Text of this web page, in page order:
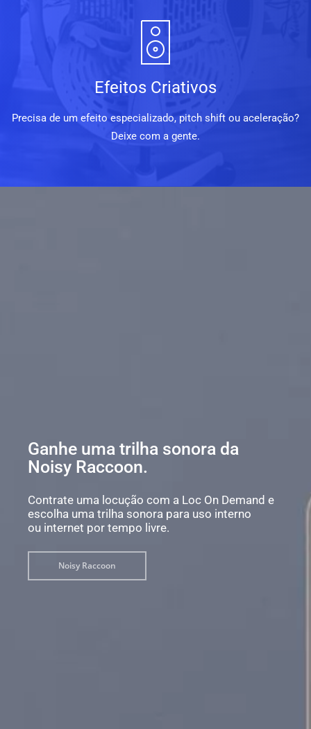
Efeitos Criativos
Precisa de um efeito especializado, pitch shift ou aceleração?
Deixe com a gente.
Ganhe uma trilha sonora da
Noisy Raccoon.
Contrate uma locução com a Loc On Demand e
escolha uma trilha sonora para uso interno
ou internet por tempo livre.
Noisy Raccoon